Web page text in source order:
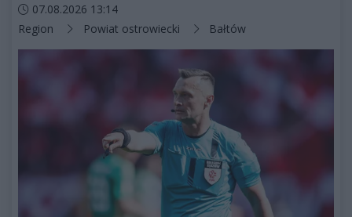
Data dodania artykułu:
07.08.2026 13:14
Kategorie artykułu:
Region Powiat ostrowiecki Bałtów